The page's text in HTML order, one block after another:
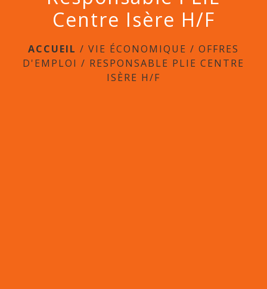
Centre Isère H/F
ACCUEIL / VIE ÉCONOMIQUE / OFFRES
D'EMPLOI / RESPONSABLE PLIE CENTRE
ISÈRE H/F